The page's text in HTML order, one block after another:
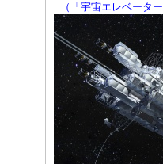
（「宇宙エレベータ